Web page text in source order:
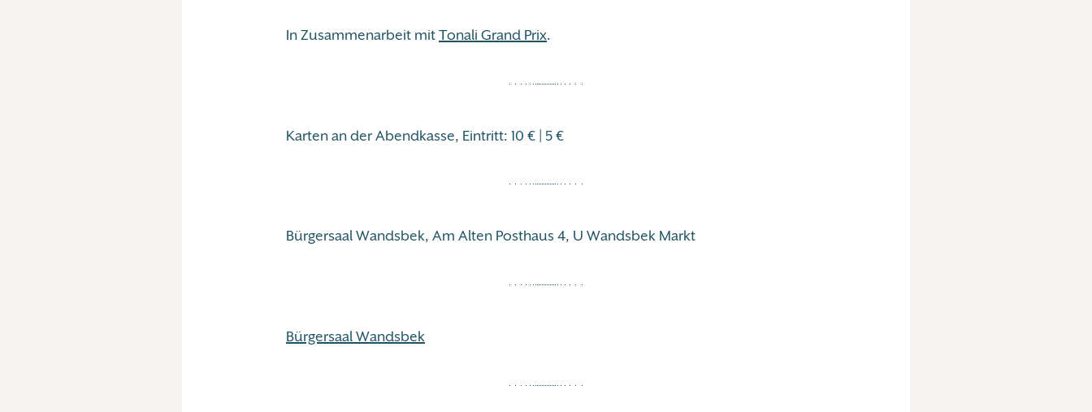
In Zusammenarbeit mitTonali Grand Prix.
Karten an der Abendkasse, Eintritt: 10 € | 5 €
Bürgersaal Wandsbek, Am Alten Posthaus 4, U Wandsbek Markt
Bürgersaal Wandsbek